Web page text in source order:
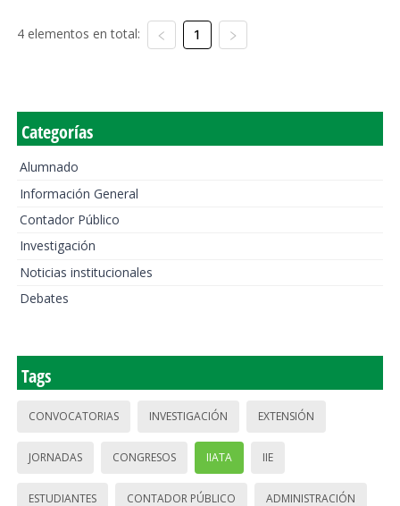
4 elementos en total: 1
Categorías
Alumnado
Información General
Contador Público
Investigación
Noticias institucionales
Debates
Tags
CONVOCATORIAS INVESTIGACIÓN EXTENSIÓN
JORNADAS CONGRESOS IIATA IIE
ESTUDIANTES CONTADOR PÚBLICO ADMINISTRACIÓN